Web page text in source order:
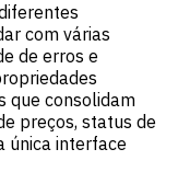
com várias
de erros e
que consolidam
preços, status de
única interface